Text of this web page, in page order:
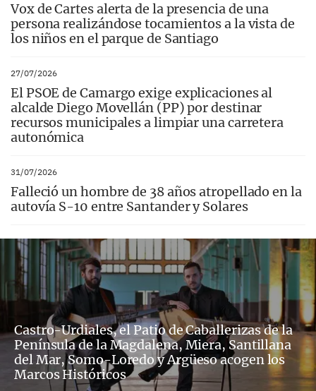
Vox de Cartes alerta de la presencia de una
persona realizándose tocamientos a la vista de
los niños en el parque de Santiago
27/07/2026
El PSOE de Camargo exige explicaciones al
alcalde Diego Movellán (PP) por destinar
recursos municipales a limpiar una carretera
autonómica
31/07/2026
Falleció un hombre de 38 años atropellado en la
autovía S-10 entre Santander y Solares
Castro-Urdiales, el Patio de Caballerizas de la
Península de la Magdalena, Miera, Santillana
del Mar, Somo-Loredo y Argüeso acogen los
Marcos Históricos